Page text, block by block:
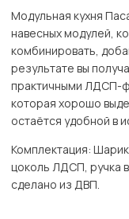
Модульная кухня
навесных модулей,
комбинировать,
результате вы
практичными ЛДСП-
которая хорошо
остаётся удобной в
Комплектация:
цоколь ЛДСП, ручка
сделано из ДВП.